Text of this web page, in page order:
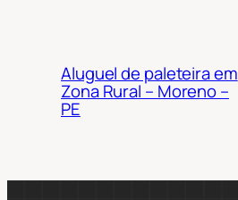
Aluguel de paleteira em
Zona Rural – Moreno –
PE